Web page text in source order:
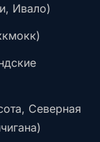
Ивало)
Северная